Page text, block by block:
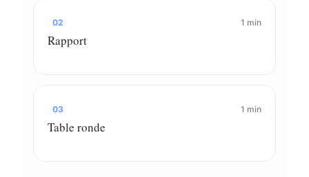
02 1 min
Rapport
03 1 min
Table ronde